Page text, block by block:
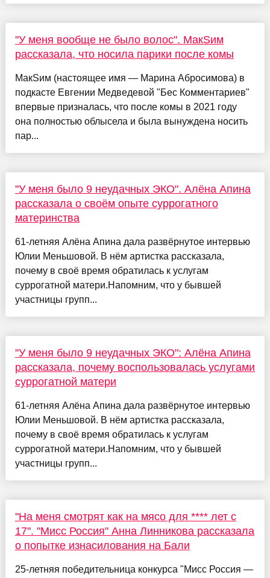
"У меня вообще не было волос". МакSим
рассказала, что носила парики после комы
МакSим (настоящее имя — Марина Абросимова) в
подкасте Евгении Медведевой "Бес Комментариев"
впервые призналась, что после комы в 2021 году
она полностью облысела и была вынуждена носить
пар...
"У меня было 9 неудачных ЭКО". Алёна Апина
рассказала о своём опыте суррогатного
материнства
61-летняя Алёна Апина дала развёрнутое интервью
Юлии Меньшовой. В нём артистка рассказала,
почему в своё время обратилась к услугам
суррогатной матери.Напомним, что у бывшей
участницы групп...
"У меня было 9 неудачных ЭКО": Алёна Апина
рассказала, почему воспользовалась услугами
суррогатной матери
61-летняя Алёна Апина дала развёрнутое интервью
Юлии Меньшовой. В нём артистка рассказала,
почему в своё время обратилась к услугам
суррогатной матери.Напомним, что у бывшей
участницы групп...
"На меня смотрят как на мясо для **** лет с
17". "Мисс Россия" Анна Линникова рассказала
о попытке изнасилования на Бали
25-летняя победительница конкурса "Мисс Россия —